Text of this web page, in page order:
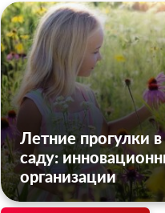
Летние прогулки
саду:
организации